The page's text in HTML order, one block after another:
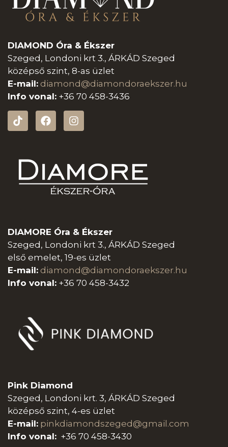
DIAMOND Óra & Ékszer
Szeged, Londoni krt 3., ÁRKÁD Szeged
középső szint, 8-as üzlet
E-mail: diamond@diamondoraekszer.hu
Info vonal: +36 70 458-3436
DIAMORE Óra & Ékszer
Szeged, Londoni krt 3., ÁRKÁD Szeged
első emelet, 19-es üzlet
E-mail: diamond@diamondoraekszer.hu
Info vonal: +36 70 458-3432
Pink Diamond
Szeged, Londoni krt. 3, ÁRKÁD Szeged
középső szint, 4-es üzlet
E-mail: pinkdiamondszeged@gmail.com
Info vonal: +36 70 458-3430